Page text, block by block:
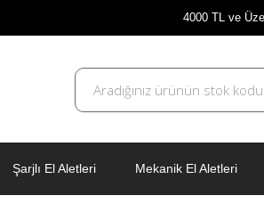
4000 TL ve
Şarjlı El Aletleri Mekanik El Aletleri